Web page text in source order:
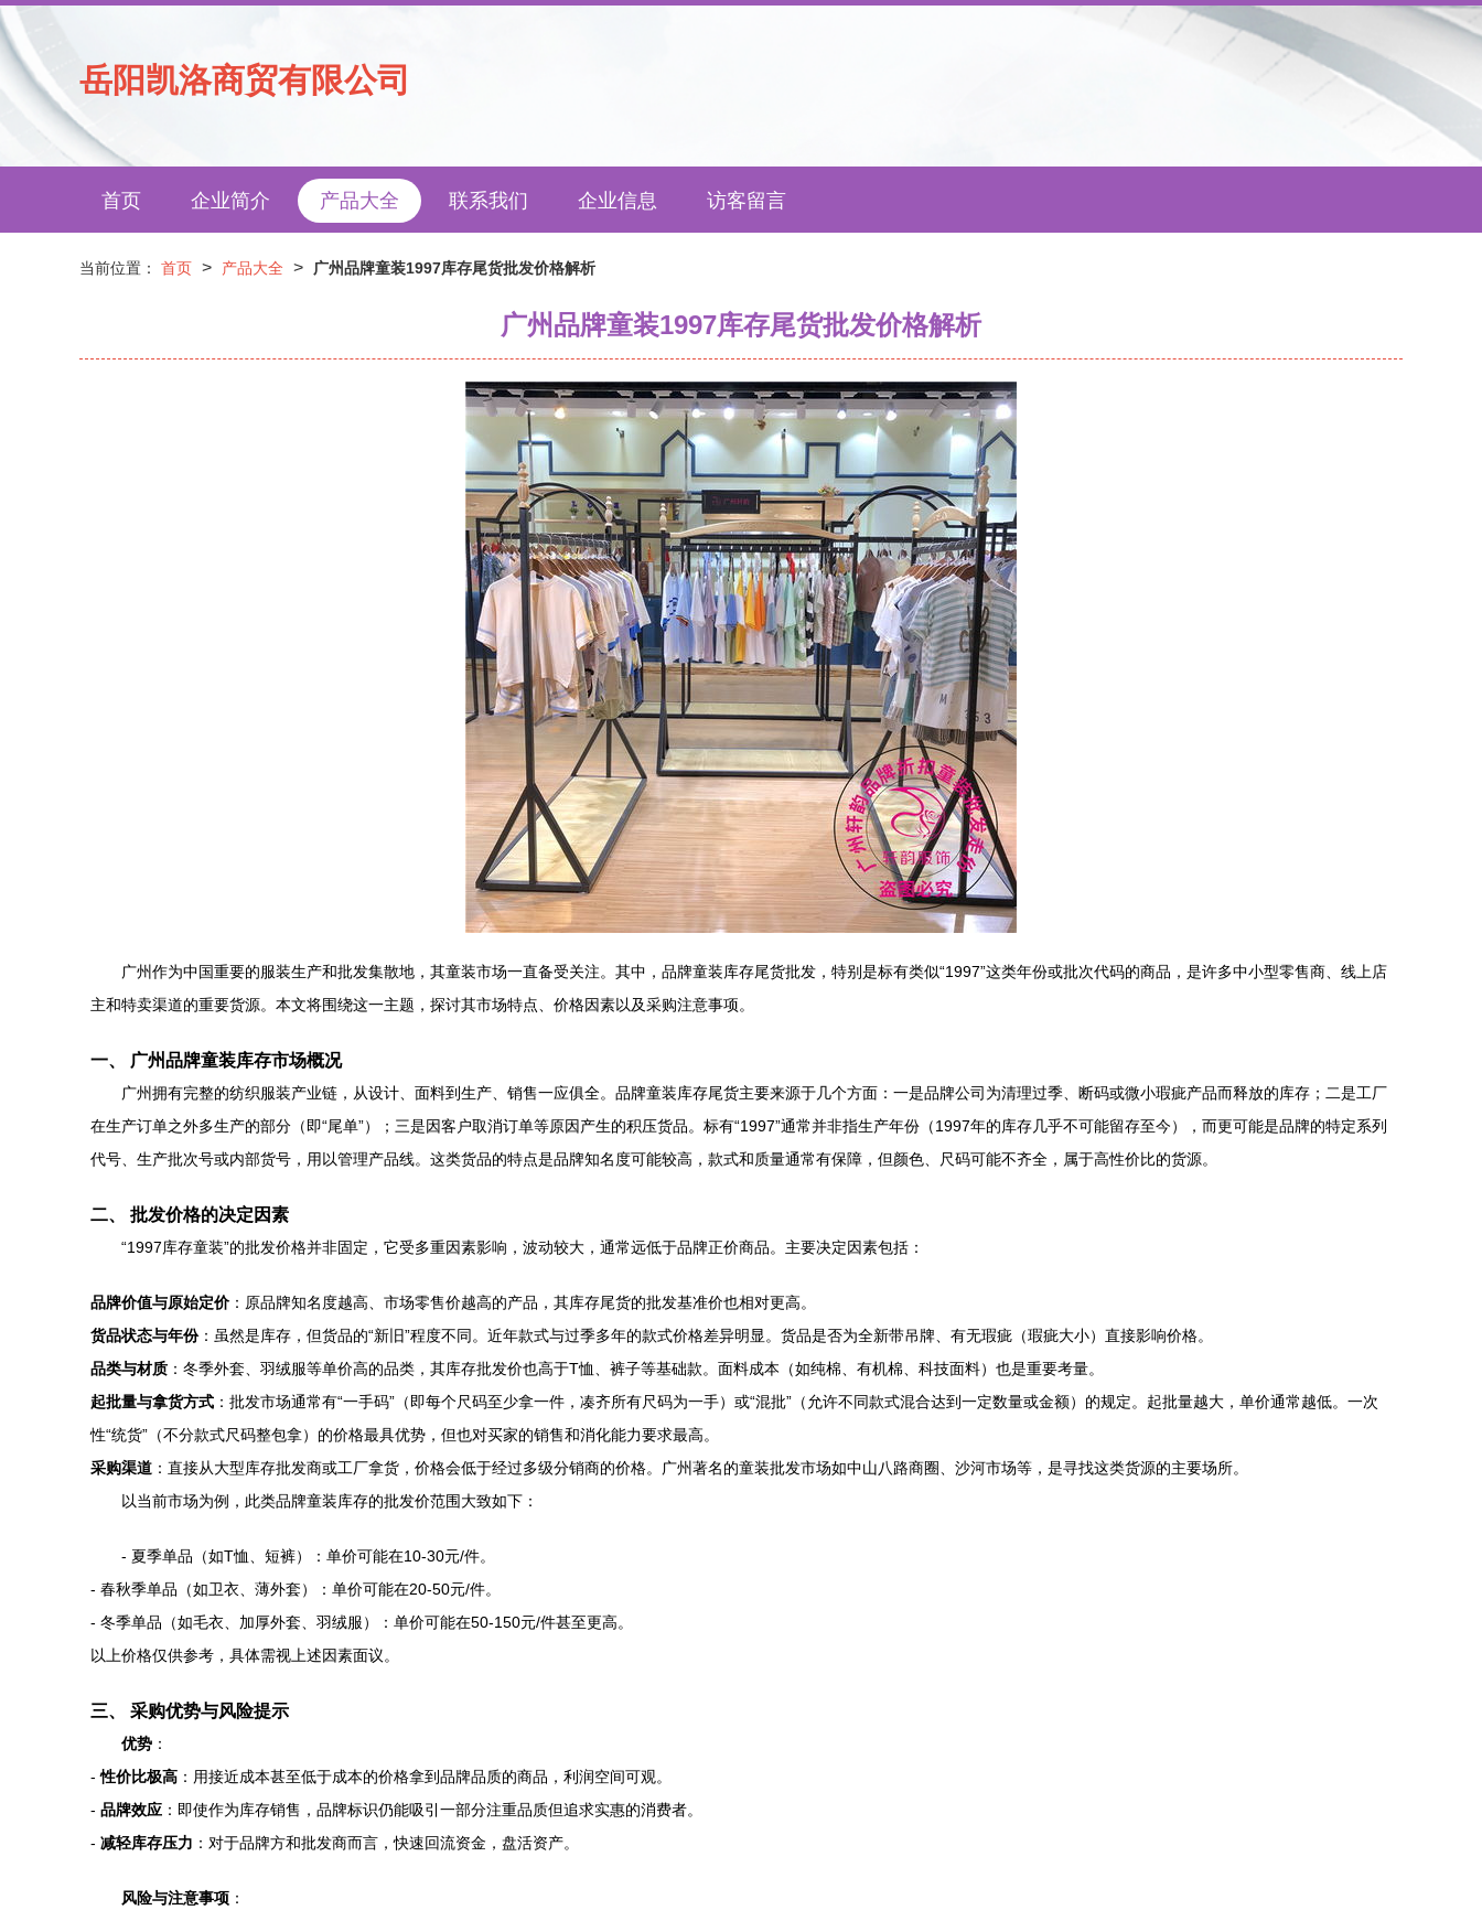
岳阳凯洛商贸有限公司
首页 企业简介 产品大全 联系我们 企业信息 访客留言
当前位置： 首页 > 产品大全 > 广州品牌童装1997库存尾货批发价格解析
广州品牌童装1997库存尾货批发价格解析
广州作为中国重要的服装生产和批发集散地，其童装市场一直备受关注。其中，品牌童装库存尾货批发，特别是标有类似“1997”这类年份或批次代码的商品，是许多中小型零售商、线上店
主和特卖渠道的重要货源。本文将围绕这一主题，探讨其市场特点、价格因素以及采购注意事项。
一、 广州品牌童装库存市场概况
广州拥有完整的纺织服装产业链，从设计、面料到生产、销售一应俱全。品牌童装库存尾货主要来源于几个方面：一是品牌公司为清理过季、断码或微小瑕疵产品而释放的库存；二是工厂
在生产订单之外多生产的部分（即“尾单”）；三是因客户取消订单等原因产生的积压货品。标有“1997”通常并非指生产年份（1997年的库存几乎不可能留存至今），而更可能是品牌的特定系列
代号、生产批次号或内部货号，用以管理产品线。这类货品的特点是品牌知名度可能较高，款式和质量通常有保障，但颜色、尺码可能不齐全，属于高性价比的货源。
二、 批发价格的决定因素
“1997库存童装”的批发价格并非固定，它受多重因素影响，波动较大，通常远低于品牌正价商品。主要决定因素包括：
品牌价值与原始定价：原品牌知名度越高、市场零售价越高的产品，其库存尾货的批发基准价也相对更高。
货品状态与年份：虽然是库存，但货品的“新旧”程度不同。近年款式与过季多年的款式价格差异明显。货品是否为全新带吊牌、有无瑕疵（瑕疵大小）直接影响价格。
品类与材质 ：冬季外套、羽绒服等单价高的品类，其库存批发价也高于T恤、裤子等基础款。面料成本（如纯棉、有机棉、科技面料）也是重要考量。
起批量与拿货方式 ：批发市场通常有“一手码”（即每个尺码至少拿一件，凑齐所有尺码为一手）或“混批”（允许不同款式混合达到一定数量或金额）的规定。起批量越大，单价通常越低。一次
性“统货”（不分款式尺码整包拿）的价格最具优势，但也对买家的销售和消化能力要求最高。
采购渠道 ：直接从大型库存批发商或工厂拿货，价格会低于经过多级分销商的价格。广州著名的童装批发市场如中山八路商圈、沙河市场等，是寻找这类货源的主要场所。
以当前市场为例，此类品牌童装库存的批发价范围大致如下：
- 夏季单品（如T恤、短裤）：单价可能在10-30元/件。
- 春秋季单品（如卫衣、薄外套）：单价可能在20-50元/件。
- 冬季单品（如毛衣、加厚外套、羽绒服）：单价可能在50-150元/件甚至更高。
以上价格仅供参考，具体需视上述因素面议。
三、 采购优势与风险提示
优势 ：
-性价比极高 ：用接近成本甚至低于成本的价格拿到品牌品质的商品，利润空间可观。
- 品牌效应 ：即使作为库存销售，品牌标识仍能吸引一部分注重品质但追求实惠的消费者。
- 减轻库存压力 ：对于品牌方和批发商而言，快速回流资金，盘活资产。
风险与注意事项 ：